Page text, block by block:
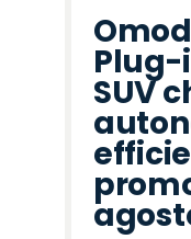
Plug-
SUV